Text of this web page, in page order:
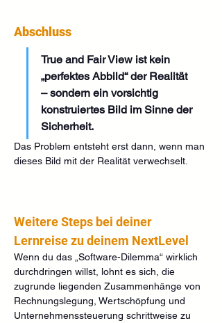
Abschluss
True and Fair View ist kein
„perfektes Abbild“ der Realität
– sondern ein vorsichtig
konstruiertes Bild im Sinne der
Sicherheit.
Das Problem entsteht erst dann, wenn man
dieses Bild mit der Realität verwechselt.
Weitere Steps bei deiner
Lernreise zu deinem NextLevel
Wenn du das „Software-Dilemma“ wirklich
durchdringen willst, lohnt es sich, die
zugrunde liegenden Zusammenhänge von
Rechnungslegung, Wertschöpfung und
Unternehmenssteuerung schrittweise zu